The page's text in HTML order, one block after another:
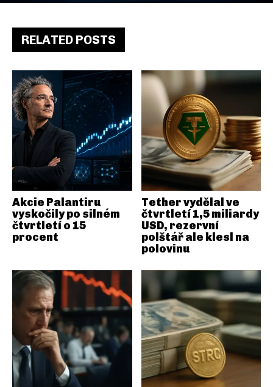
RELATED POSTS
Akcie Palantiru
vyskočily po silném
čtvrtletí o 15
procent
Tether vydělal ve
čtvrtletí 1,5 miliardy
USD, rezervní
polštář ale klesl na
polovinu